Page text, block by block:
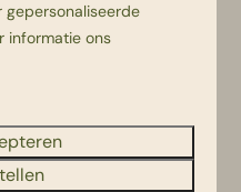
met onze
op het gebied van
met de software
in de datacenters
ISO 27001 en
gepersonaliseerde
informatie ons